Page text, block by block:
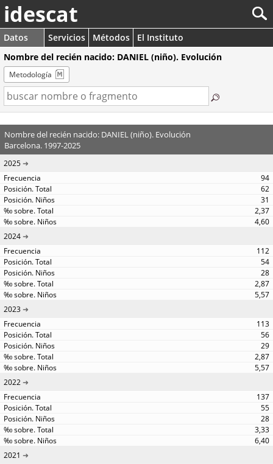
idescat
Datos Servicios Métodos
El Instituto
Nombre del recién nacido: DANIEL (niño). Evolución
Metodología
Nombre del recién nacido: DANIEL (niño). Evolución
Barcelona. 1997-2025
2025
94
62
31
2,37
4,60
2024
112
54
28
2,87
5,57
2023
113
56
29
2,87
5,57
2022
137
55
28
3,33
6,40
2021